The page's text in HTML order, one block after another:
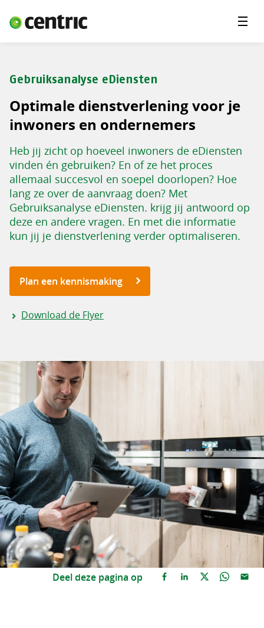
Oplossingen
Contact
Careers
Insights
Gebruiksanalyse eDiensten
Optimale dienstverlening voor je
inwoners en ondernemers
Heb jij zicht op hoeveel inwoners de eDiensten
vinden én gebruiken? En of ze het proces
allemaal succesvol en soepel doorlopen? Hoe
lang ze over de aanvraag doen? Met
Gebruiksanalyse eDiensten. krijg jij antwoord op
deze en andere vragen. En met die informatie
kun jij je dienstverlening verder optimaliseren.
Plan een kennismaking
Download de Flyer
Deel deze pagina op